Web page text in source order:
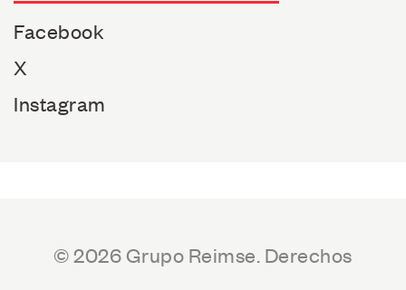
Facebook
X
Instagram
© 2026 Grupo Reimse. Derechos